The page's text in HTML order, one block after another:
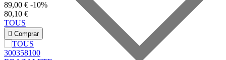
89,00 € -10%
80,10 €
TOUS
 Comprar